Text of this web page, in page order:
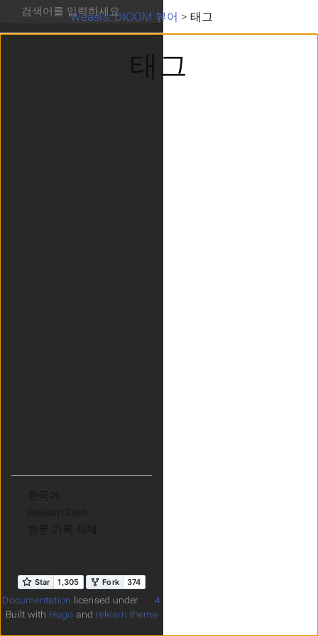
Weasis: DICOM 뷰어 > 태그
태그
언어
주제
방문 기록 삭제
Documentation licensed under
4
Built with Hugo and relearn theme